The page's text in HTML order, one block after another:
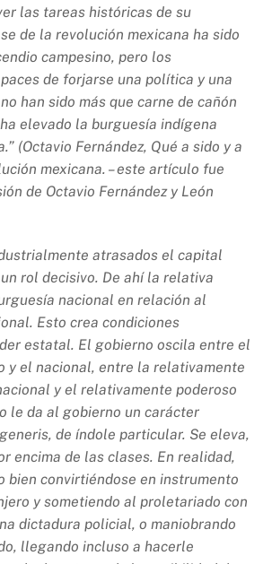
las tareas históricas de su
de la revolución mexicana ha sido
campesino, pero los
de forjarse una política y una
han sido más que carne de cañón
elevado la burguesía indígena
(Octavio Fernández, Qué a sido y a
mexicana. – este artículo fue
de Octavio Fernández y León
atrasados el capital
rol decisivo. De ahí la relativa
nacional en relación al
Esto crea condiciones
estatal. El gobierno oscila entre el
y el nacional, entre la relativamente
y el relativamente poderoso
le da al gobierno un carácter
de índole particular. Se eleva,
encima de las clases. En realidad,
bien convirtiéndose en instrumento
y sometiendo al proletariado con
dictadura policial, o maniobrando
llegando incluso a hacerle